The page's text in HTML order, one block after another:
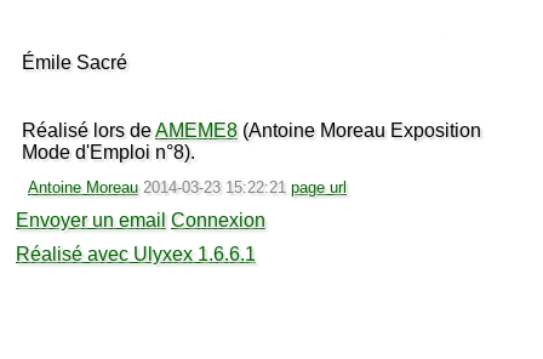
Émile Sacré
Réalisé lors deAMEME8(Antoine Moreau Exposition
Mode d'Emploi n°8).
Antoine Moreau 2014-03-23 15:22:21 page url
Envoyer un email Connexion
Réalisé avec Ulyxex 1.6.6.1